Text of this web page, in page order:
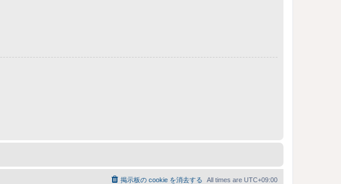
All times are UTC+09:00
掲示板の cookie を消去する